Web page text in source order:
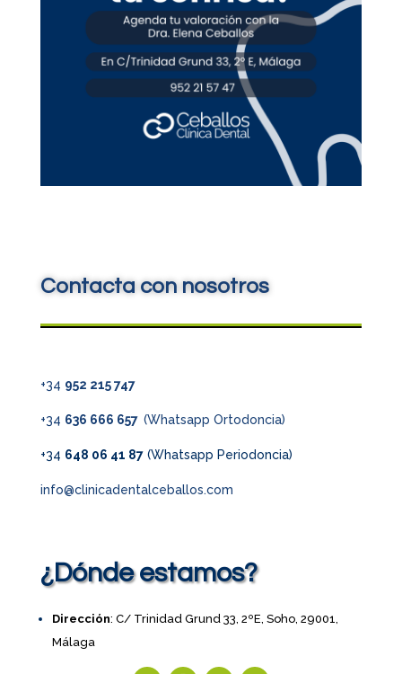
Contacta con nosotros
+34 952 215 747
+34 636 666 657 (Whatsapp Ortodoncia)
+34 648 06 41 87(Whatsapp Periodoncia)
info@clinicadentalceballos.com
¿Dónde estamos?
Dirección: C/ Trinidad Grund 33, 2ºE, Soho, 29001,
Málaga